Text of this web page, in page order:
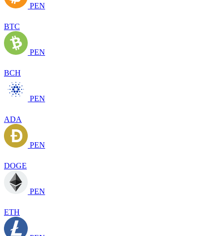
PEN
BTC
PEN
BCH
PEN
ADA
PEN
DOGE
PEN
ETH